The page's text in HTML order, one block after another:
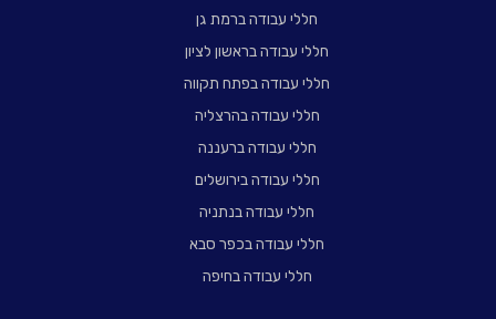
חללי עבודה ברמת גן
חללי עבודה בראשון לציון
חללי עבודה בפתח תקווה
חללי עבודה בהרצליה
חללי עבודה ברעננה
חללי עבודה בירושלים
חללי עבודה בנתניה
חללי עבודה בכפר סבא
חללי עבודה בחיפה